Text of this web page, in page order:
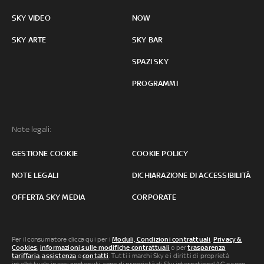
SKY VIDEO
SKY ARTE
NOW
SKY BAR
SPAZI SKY
PROGRAMMI
Note legali:
GESTIONE COOKIE COOKIE POLICY
NOTE LEGALI DICHIARAZIONE DI ACCESSIBILITÀ
OFFERTA SKY MEDIA CORPORATE
Per il consumatore clicca qui per iModuli, Condizioni contrattuali, Privacy &
Cookies, informazioni sulle modifiche contrattuali o pertrasparenza
tariffaria,assistenza econtatti. Tutti i marchi Sky e i diritti di proprietà